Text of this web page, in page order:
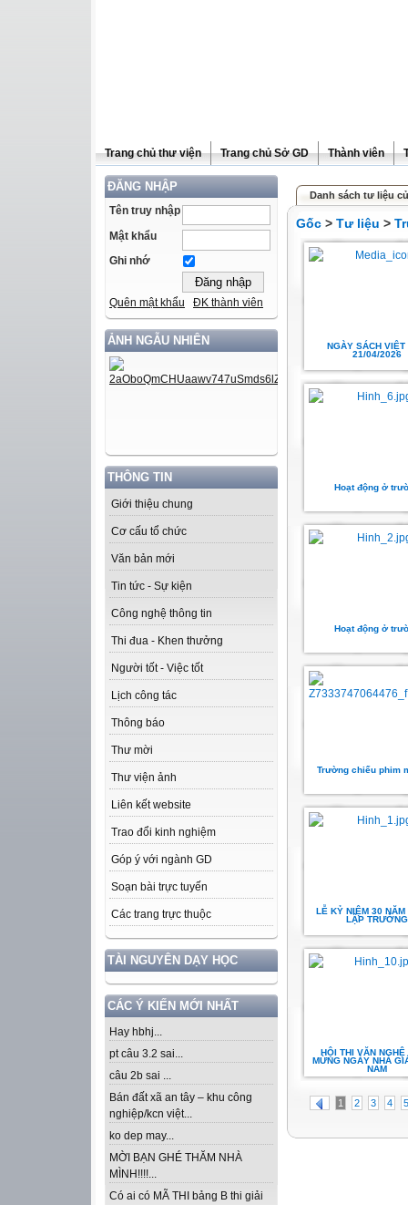
Trang chủ thư viện Trang chủ Sở GD Thành viên
ĐĂNG NHẬP
Tên truy nhập
Mật khẩu
Ghi nhớ
Quên mật khẩu ĐK thành viên
ẢNH NGẪU NHIÊN
THÔNG TIN
Giới thiệu chung
Cơ cấu tổ chức
Văn bản mới
Tin tức - Sự kiện
Công nghệ thông tin
Thi đua - Khen thưởng
Người tốt - Việc tốt
Lịch công tác
Thông báo
Thư mời
Thư viện ảnh
Liên kết website
Trao đổi kinh nghiệm
Góp ý với ngành GD
Soạn bài trực tuyến
Các trang trực thuộc
TÀI NGUYÊN DẠY HỌC
CÁC Ý KIẾN MỚI NHẤT
Hay hbhj...
pt câu 3.2 sai...
câu 2b sai ...
Bán đất xã an tây – khu công
nghiệp/kcn việt...
ko dep may...
MỜI BẠN GHÉ THĂM NHÀ
MÌNH!!!!...
Có ai có MÃ THI bảng B thi giải
Danh sách tư liệu
Gốc > Tư liệu >
NGÀY SÁCH VIỆT
21/04/2026
Hoạt động ở
Hoạt động ở
Trường chiếu phim
LỄ KỶ NIỆM 30 NĂM
LẬP TRƯỜNG
HỘI THI VĂN NGHỆ
MỪNG NGÀY NHÀ
NAM
1 2 3 4 5